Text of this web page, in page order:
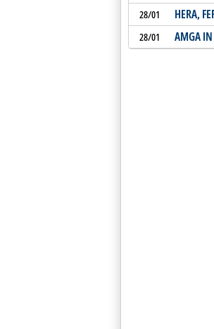
28/01 HERA,
28/01 AMGA IN